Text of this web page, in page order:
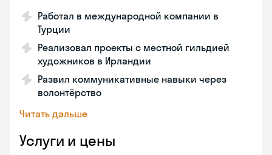
Работал в международной компании в
Турции
Реализовал проекты с местной гильдией
художников в Ирландии
Развил коммуникативные навыки через
волонтёрство
Читать дальше
Услуги и цены